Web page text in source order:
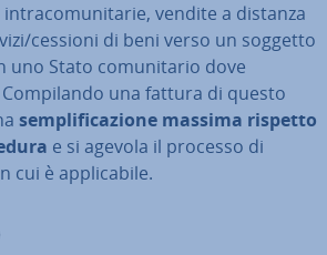
in­tra­co­mu­ni­ta­rie, vendite a distanza
cessioni di beni verso un soggetto
uno Stato co­mu­ni­ta­rio dove
Com­pi­lan­do una fattura di questo
sem­pli­fi­ca­zio­ne massima rispetto
e si agevola il processo di
cui è ap­pli­ca­bi­le.